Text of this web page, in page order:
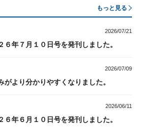
もっと見る
2026/07/21
６年７月１０日号を発刊しました。
2026/07/09
がより分かりやすくなりました。
2026/06/11
６年６月１０日号を発刊しました。